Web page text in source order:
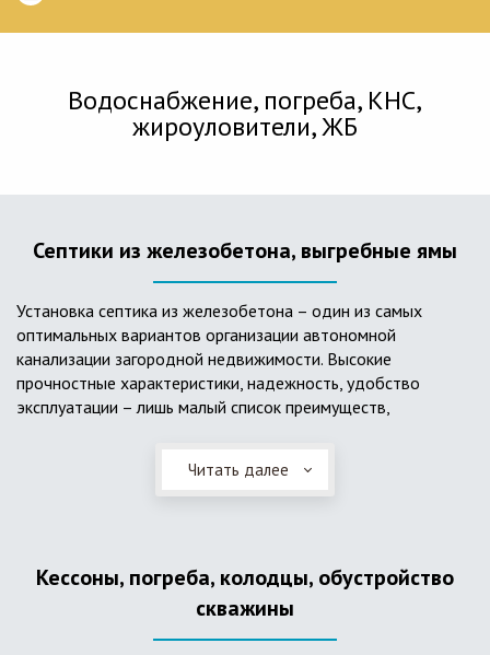
Водоснабжение, погреба, КНС,
жироуловители, ЖБ
Септики из железобетона, выгребные ямы
Установка септика из железобетона – один из самых
оптимальных вариантов организации автономной
канализации загородной недвижимости. Высокие
прочностные характеристики, надежность, удобство
эксплуатации – лишь малый список преимуществ,
Он независим от источников электроэнергии, прост в
применении, и стоек к внешним механическим
достоинства обуславливают большую популярность
септика из железобетонных колец.
Читать далее
Кессоны, погреба, колодцы, обустройство
скважины